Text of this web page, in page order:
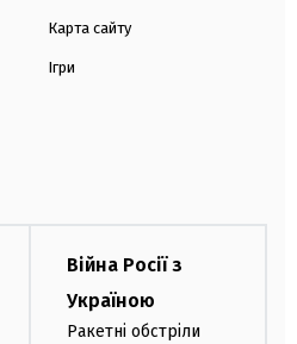
Карта сайту
Ігри
Війна Росії з
Україною
Ракетні обстріли